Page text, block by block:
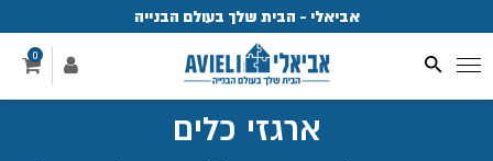
אביאלי - הבית שלך בעולם הבנייה
0
ארגזי כלים